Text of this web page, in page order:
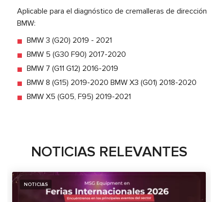
Aplicable para el diagnóstico de cremalleras de dirección
BMW:
BMW 3 (G20) 2019 - 2021
BMW 5 (G30 F90) 2017-2020
BMW 7 (G11 G12) 2016-2019
BMW 8 (G15) 2019-2020 BMW X3 (G01) 2018-2020
BMW X5 (G05, F95) 2019-2021
NOTICIAS RELEVANTES
NOTICIAS